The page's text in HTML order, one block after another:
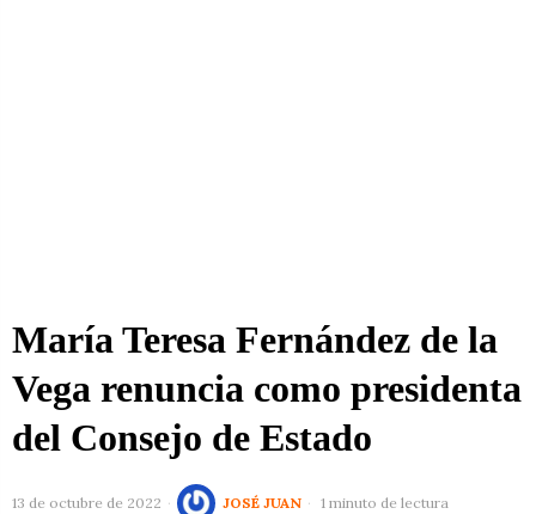
María Teresa Fernández de la
Vega renuncia como presidenta
del Consejo de Estado
13 de octubre de 2022 JOSÉ JUAN 1 minuto de lectura